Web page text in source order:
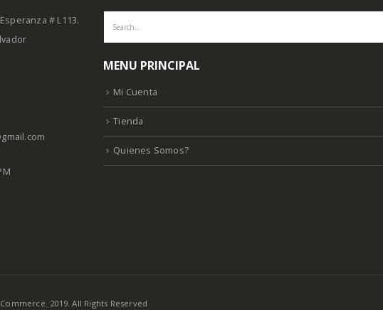
# L113.
MENU PRINCIPAL
Mi Cuenta
Tienda
Quienes Somos?
2019. All Rights Reserved